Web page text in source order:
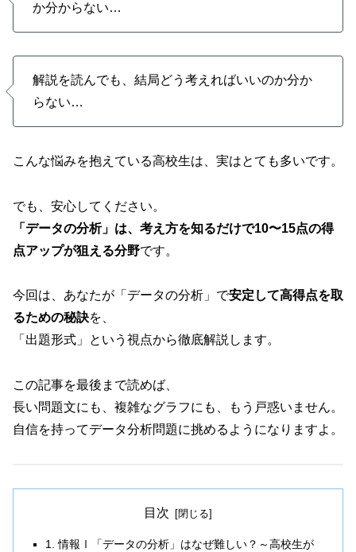
か分からない…
解説を読んでも、結局どう考えればいいのか分か
らない…
こんな悩みを抱えている高校生は、実はとても多いです。
でも、安心してください。
「データの分析」は、考え方を知るだけで10〜15点の得
点アップが狙える分野です。
今回は、あなたが「データの分析」で安定して高得点を取
るための秘訣を、
「出題形式」という視点から徹底解説します。
この記事を最後まで読めば、
長い問題文にも、複雑なグラフにも、もう戸惑いません。
自信を持ってデータ分析問題に挑めるようになりますよ。
目次
1. 情報Ⅰ「データの分析」はなぜ難しい？～高校生が